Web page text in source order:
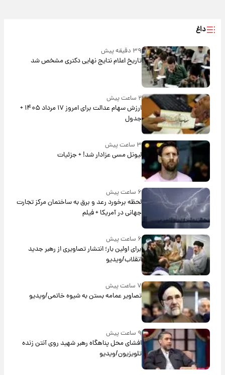
داغ
۳۹ دقیقه پیش
تاریخ اعلام نتایج نهایی دکتری مشخص شد
۲ ساعت پیش
ارزش سهام عدالت برای امروز ۱۷ مرداد ۱۴۰۵ +
جدول
۳ ساعت پیش
لیونل مسی عزادار شد! + جزئیات
۶ ساعت پیش
لحظه برخورد رعد و برق به ساختمان مرکز تجارت
جهانی در آمریکا + فیلم
۶ ساعت پیش
برای اولین بار؛ انتشار تصاویری از رهبر جدید
انقلاب/ویدیو
۷ ساعت پیش
تصاویر عمامه بستن به شیوه خاتمی/ویدیو
۹ ساعت پیش
افشای محل پناهگاه‌ رهبر شهید روی آنتن زنده
تلویزیون/ویدیو